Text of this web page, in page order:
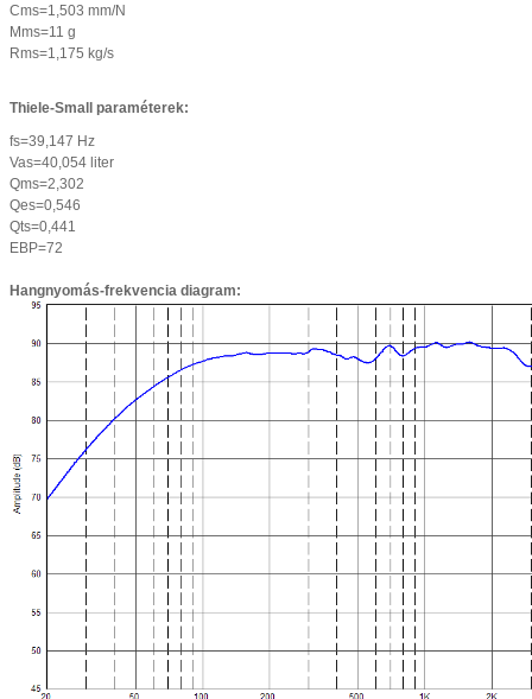
Cms=1,503 mm/N
Mms=11 g
Rms=1,175 kg/s
Thiele-Small paraméterek:
fs=39,147 Hz
Vas=40,054 liter
Qms=2,302
Qes=0,546
Qts=0,441
EBP=72
Hangnyomás-frekvencia diagram: